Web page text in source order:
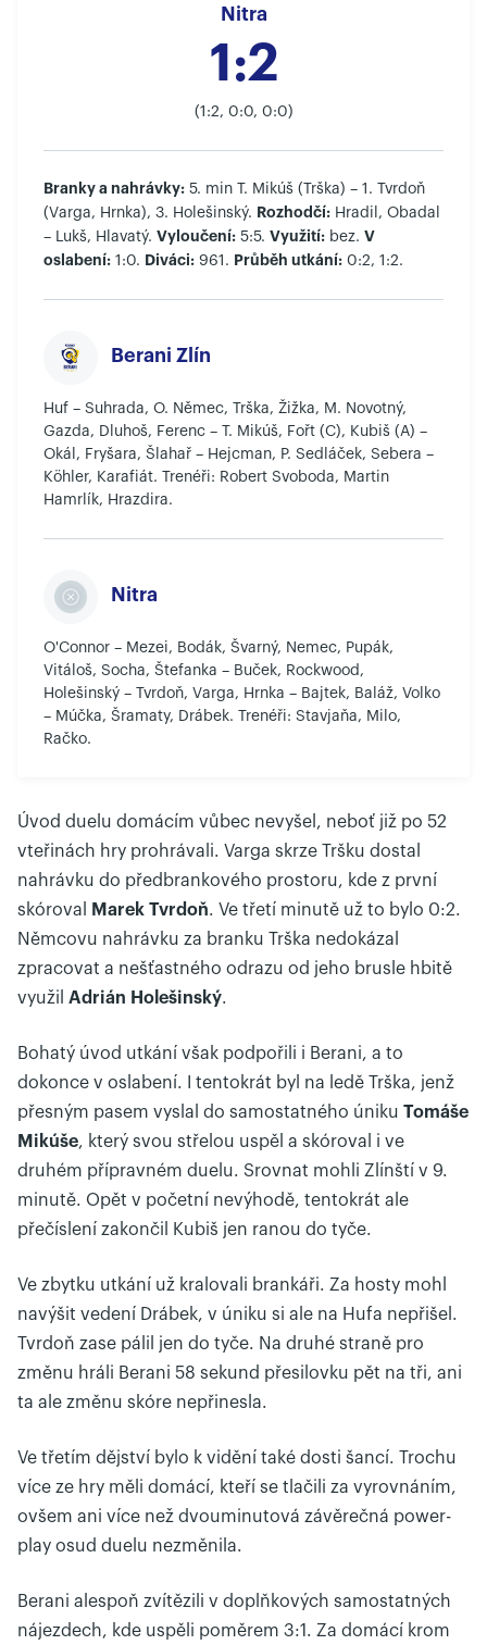
Nitra
1:2
(1:2, 0:0, 0:0)
Branky a nahrávky: 5. min T. Mikúš (Trška) – 1. Tvrdoň
(Varga, Hrnka), 3. Holešinský. Rozhodčí: Hradil, Obadal
– Lukš, Hlavatý. Vyloučení: 5:5. Využití: bez. V
oslabení: 1:0. Diváci: 961. Průběh utkání: 0:2, 1:2.
Berani Zlín
Huf – Suhrada, O. Němec, Trška, Žižka, M. Novotný,
Gazda, Dluhoš, Ferenc – T. Mikúš, Fořt (C), Kubiš (A) –
Okál, Fryšara, Šlahař – Hejcman, P. Sedláček, Sebera –
Köhler, Karafiát. Trenéři: Robert Svoboda, Martin
Hamrlík, Hrazdira.
Nitra
O'Connor – Mezei, Bodák, Švarný, Nemec, Pupák,
Vitáloš, Socha, Štefanka – Buček, Rockwood,
Holešinský – Tvrdoň, Varga, Hrnka – Bajtek, Baláž, Volko
– Múčka, Šramaty, Drábek. Trenéři: Stavjaňa, Milo,
Račko.
Úvod duelu domácím vůbec nevyšel, neboť již po 52
vteřinách hry prohrávali. Varga skrze Tršku dostal
nahrávku do předbrankového prostoru, kde z první
skóroval
Marek Tvrdoň. Ve třetí minutě už to bylo 0:2.
Němcovu nahrávku za branku Trška nedokázal
zpracovat a nešťastného odrazu od jeho brusle hbitě
využil Adrián Holešinský.
Bohatý úvod utkání však podpořili i Berani, a to
dokonce v oslabení. I tentokrát byl na ledě Trška, jenž
přesným pasem vyslal do samostatného úniku Tomáše
Mikúše, který svou střelou uspěl a skóroval i ve
druhém přípravném duelu. Srovnat mohli Zlínští v 9.
minutě. Opět v početní nevýhodě, tentokrát ale
přečíslení zakončil Kubiš jen ranou do tyče.
Ve zbytku utkání už kralovali brankáři. Za hosty mohl
navýšit vedení Drábek, v úniku si ale na Hufa nepřišel.
Tvrdoň zase pálil jen do tyče. Na druhé straně pro
změnu hráli Berani 58 sekund přesilovku pět na tři, ani
ta ale změnu skóre nepřinesla.
Ve třetím dějství bylo k vidění také dosti šancí. Trochu
více ze hry měli domácí, kteří se tlačili za vyrovnáním,
ovšem ani více než dvouminutová závěrečná power-
play osud duelu nezměnila.
Berani alespoň zvítězili v doplňkových samostatných
nájezdech, kde uspěli poměrem 3:1. Za domácí krom